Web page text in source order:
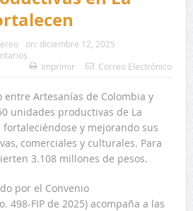
on: diciembre 12, 2025
Imprimir
Correo Electrónico
entre Artesanías de Colombia y
unidades productivas de La
fortaleciéndose y mejorando sus
comerciales y culturales. Para
3.108 millones de pesos.
por el Convenio
498-FIP de 2025) acompaña a las